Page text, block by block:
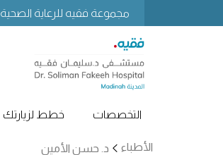
مجموعة فقيه للرعاية الصحية
التخصصات خطط لزيارتك
الأطباء د. حسن الأمين